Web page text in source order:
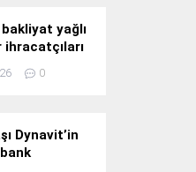
yağlı
yolcusu
0
Dynavit’in